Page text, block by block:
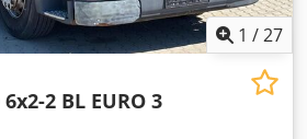
1 /27
2 BL EURO 3